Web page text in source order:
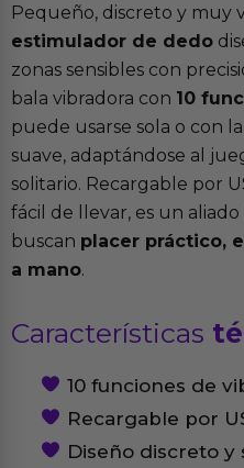
Pequeño, discreto y muy
estimulador de dedo
zonas sensibles con
bala vibradora con 10
puede usarse sola o con
suave, adaptándose al
solitario. Recargable por
fácil de llevar, es un
buscan placer práctico,
a mano.
Características
10 funciones de
Recargable por
Diseño discreto y